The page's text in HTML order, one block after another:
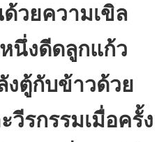
วยความเขิล
นึ่งดีดลูกแก้ว
งตู้กับข้าวด้วย
วีรกรรมเมื่อครั้ง